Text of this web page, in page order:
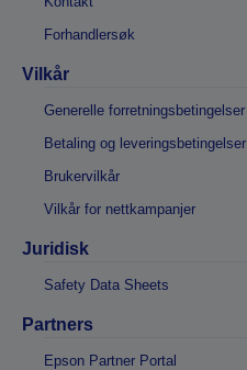
Forhandlersøk
Vilkår
Generelle forretningsbetingelser
Betaling og leveringsbetingelser
Brukervilkår
Vilkår for nettkampanjer
Juridisk
Safety Data Sheets
Partners
Epson Partner Portal